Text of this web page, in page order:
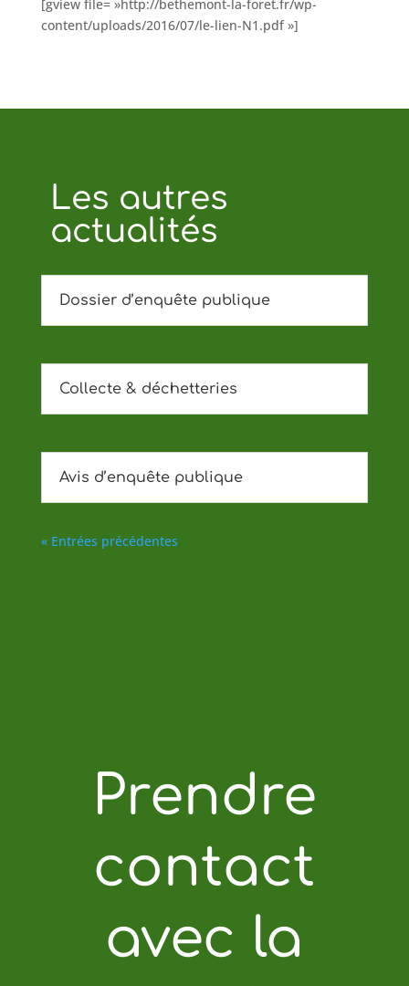
[gview file= »http://bethemont-la-foret.fr/wp-
content/uploads/2016/07/le-lien-N1.pdf »]
Les autres
actualités
Dossier d’enquête publique
Collecte & déchetteries
Avis d’enquête publique
« Entrées précédentes
Prendre
contact
avec la